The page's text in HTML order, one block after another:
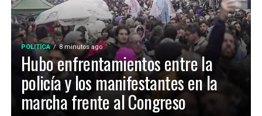
POLITICA 8 minutos ago
Hubo enfrentamientos entre la
policía y los manifestantes en la
marcha frente al Congreso